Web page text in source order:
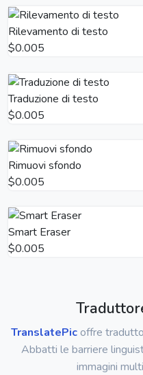
Rilevamento di testo
$0.005
Traduzione di testo
$0.005
Rimuovi sfondo
$0.005
Smart Eraser
$0.005
TranslatePicoffre
Abbatti le barriere
immagini